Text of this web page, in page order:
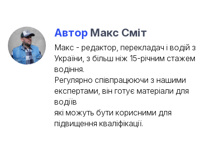
Автор Макс Сміт
Макс - редактор, перекладач і водій з
України, з більш ніж 15-річним стажем
водіння.
Регулярно співпрацюючи з нашими
експертами, він готує матеріали для
водіїв
які можуть бути корисними для
підвищення кваліфікації.